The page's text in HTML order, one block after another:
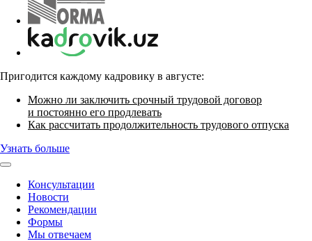
Пригодится каждому кадровику в августе:
Можно ли заключить срочный трудовой договор
и постоянно его продлевать
Как рассчитать продолжительность трудового отпуска
Узнать больше
Консультации
Новости
Рекомендации
Формы
Мы отвечаем